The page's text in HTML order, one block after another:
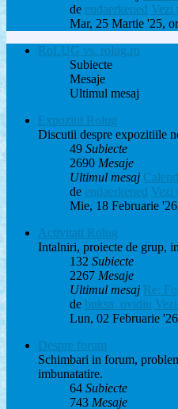
de endaerkened Vezi
Mar, 25 Martie '25,
RoLUG vs. rolug.ro
Subiecte
Mesaje
Ultimul mesaj
Expozitii Rolug
Discutii despre expozitiile
49 Subiecte
2690 Mesaje
Ultimul mesaj
de endaerkened Vezi
Mie, 18 Februarie
Activitati Rolug
Intalniri, proiecte de grup,
132 Subiecte
2267 Mesaje
Ultimul mesaj Re:
de buksa_ovidiu
Lun, 02 Februarie
Despre forum
Schimbari in forum,
imbunatatire.
64 Subiecte
743 Mesaje